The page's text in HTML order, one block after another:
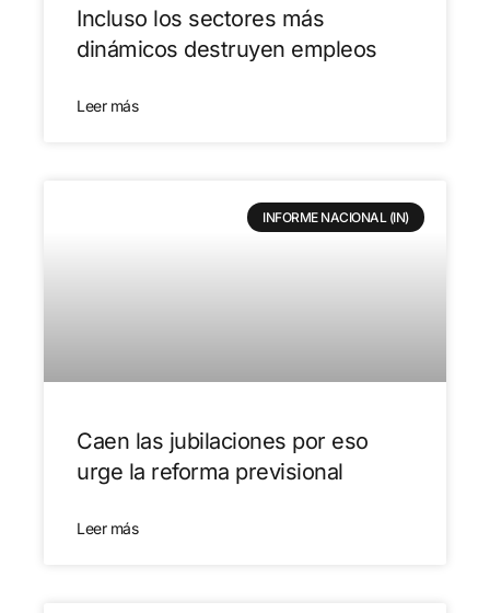
Incluso los sectores más
dinámicos destruyen empleos
Leer más
INFORME NACIONAL (IN)
Caen las jubilaciones por eso
urge la reforma previsional
Leer más